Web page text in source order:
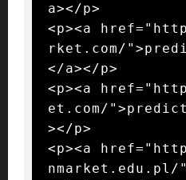
a></p>
<p><a
rket.com/
</a></p>
<p><a
et.com/
></p>
<p><a
nmarket.edu.pl/